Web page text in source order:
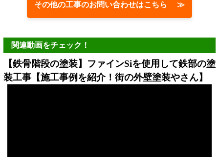
その他の工事のお問い合わせはこちら ≫
関連動画をチェック！
【鉄骨階段の塗装】ファインSiを使用して鉄部の塗
装工事【施工事例を紹介！街の外壁塗装やさん】